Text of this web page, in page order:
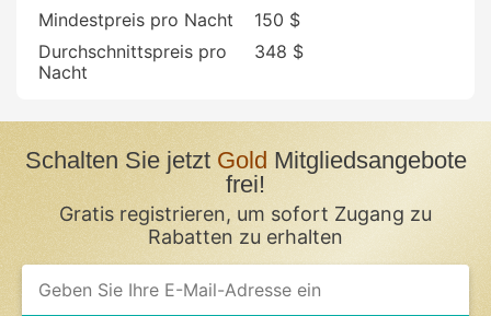
Mindestpreis pro Nacht
150 $
Durchschnittspreis pro
Nacht
348 $
Schalten Sie jetztGold Mitgliedsangebote
frei!
Gratis registrieren, um sofort Zugang zu
Rabatten zu erhalten
If
you